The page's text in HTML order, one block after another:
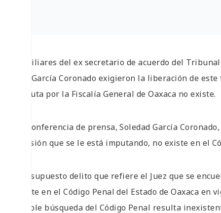
Familiares del ex secretario de acuerdo del
Edy García Coronado exigieron la liberación de
imputa por la Fiscalía General de Oaxaca no existe.
En conferencia de prensa, Soledad García
omisión que se le está imputando, no existe en el
“ El supuesto delito que refiere el Juez que se
existe en el Código Penal del Estado de Oaxaca
simple búsqueda del Código Penal resulta